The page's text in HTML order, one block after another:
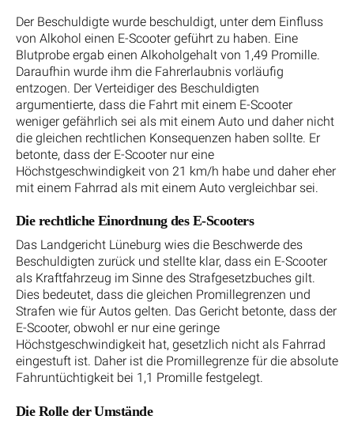
Der Beschuldigte wurde beschuldigt, unter dem Einfluss
von Alkohol einen E-Scooter geführt zu haben. Eine
Blutprobe ergab einen Alkoholgehalt von 1,49 Promille.
Daraufhin wurde ihm die Fahrerlaubnis vorläufig
entzogen. Der Verteidiger des Beschuldigten
argumentierte, dass die Fahrt mit einem E-Scooter
weniger gefährlich sei als mit einem Auto und daher nicht
die gleichen rechtlichen Konsequenzen haben sollte. Er
betonte, dass der E-Scooter nur eine
Höchstgeschwindigkeit von 21 km/h habe und daher eher
mit einem Fahrrad als mit einem Auto vergleichbar sei.
Die rechtliche Einordnung des E-Scooters
Das Landgericht Lüneburg wies die Beschwerde des
Beschuldigten zurück und stellte klar, dass ein E-Scooter
als Kraftfahrzeug im Sinne des Strafgesetzbuches gilt.
Dies bedeutet, dass die gleichen Promillegrenzen und
Strafen wie für Autos gelten. Das Gericht betonte, dass der
E-Scooter, obwohl er nur eine geringe
Höchstgeschwindigkeit hat, gesetzlich nicht als Fahrrad
eingestuft ist. Daher ist die Promillegrenze für die absolute
Fahruntüchtigkeit bei 1,1 Promille festgelegt.
Die Rolle der Umstände